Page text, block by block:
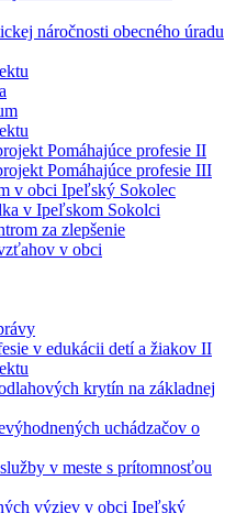
náročnosti obecného úradu
Pomáhajúce profesie II
Pomáhajúce profesie III
v obci Ipeľský Sokolec
v Ipeľskom Sokolci
za zlepšenie
v obci
v edukácii detí a žiakov II
krytín na základnej
uchádzačov o
v meste s prítomnosťou
výziev v obci Ipeľský